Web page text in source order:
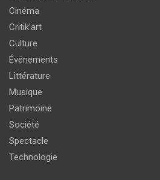
Cinéma
Critik'art
Culture
Événements
Littérature
Musique
Patrimoine
Société
Spectacle
Technologie